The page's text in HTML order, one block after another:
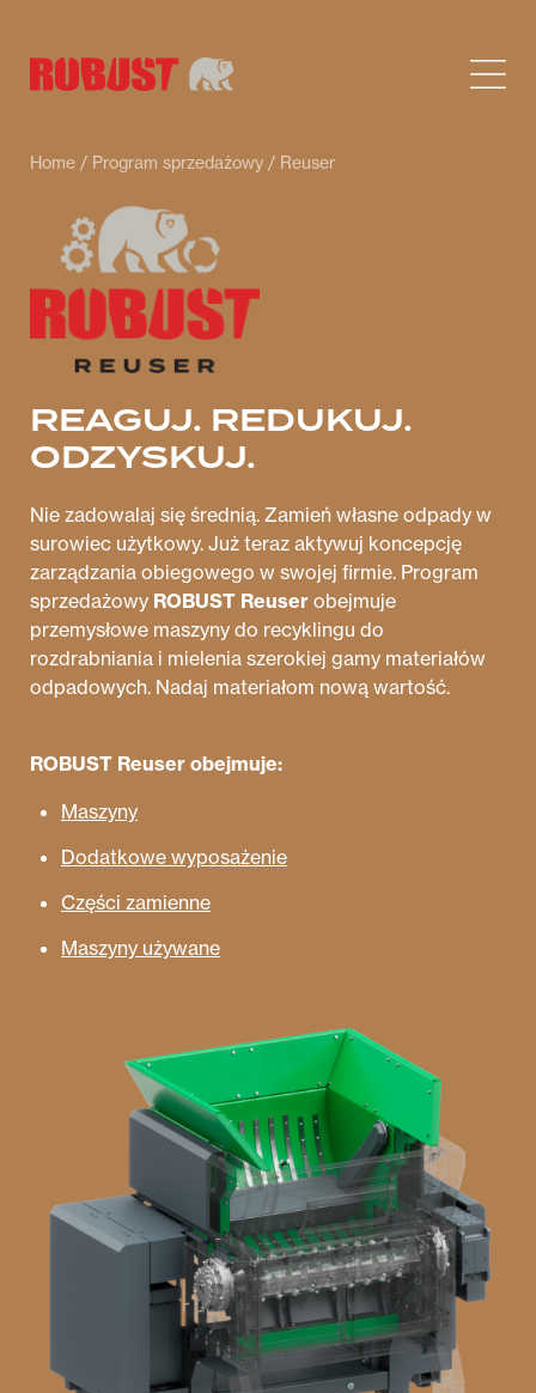
Home / Program sprzedażowy / Reuser
REAGUJ. REDUKUJ.
ODZYSKUJ.
Nie zadowalaj się średnią. Zamień własne odpady w
surowiec użytkowy. Już teraz aktywuj koncepcję
zarządzania obiegowego w swojej firmie. Program
sprzedażowy ROBUST Reuser obejmuje
przemysłowe maszyny do recyklingu do
rozdrabniania i mielenia szerokiej gamy materiałów
odpadowych. Nadaj materiałom nową wartość.
ROBUST Reuser obejmuje:
Maszyny
Dodatkowe wyposażenie
Części zamienne
Maszyny używane